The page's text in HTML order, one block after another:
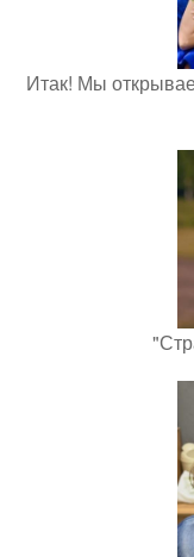
Итак! Мы